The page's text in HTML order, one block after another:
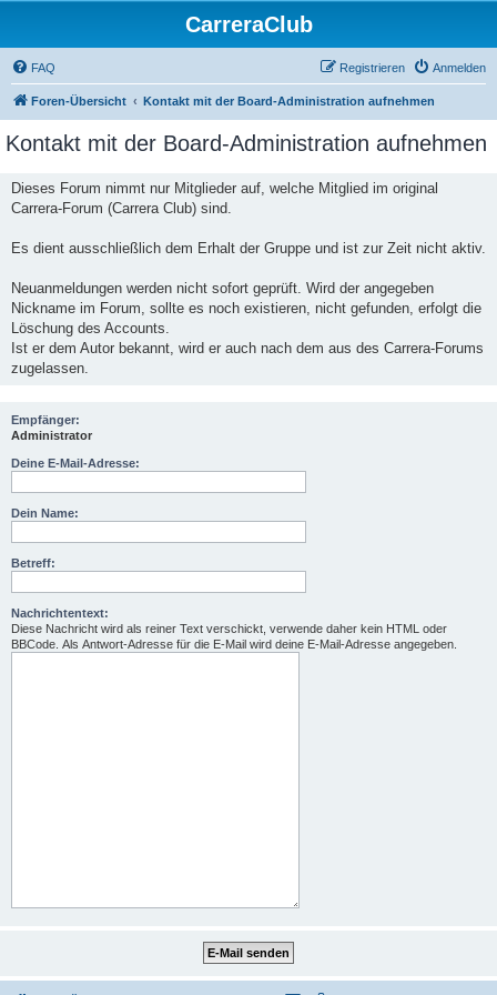
CarreraClub
FAQ Anmelden
Registrieren
Foren-Übersicht Kontakt mit der Board-Administration aufnehmen
Kontakt mit der Board-Administration aufnehmen
Dieses Forum nimmt nur Mitglieder auf, welche Mitglied im original
Carrera-Forum (Carrera Club) sind.
Es dient ausschließlich dem Erhalt der Gruppe und ist zur Zeit nicht aktiv.
Neuanmeldungen werden nicht sofort geprüft. Wird der angegeben
Nickname im Forum, sollte es noch existieren, nicht gefunden, erfolgt die
Löschung des Accounts.
Ist er dem Autor bekannt, wird er auch nach dem aus des Carrera-Forums
zugelassen.
Empfänger:
Administrator
Deine E-Mail-Adresse:
Dein Name:
Betreff:
Nachrichtentext:
Diese Nachricht wird als reiner Text verschickt, verwende daher kein HTML oder
BBCode. Als Antwort-Adresse für die E-Mail wird deine E-Mail-Adresse angegeben.